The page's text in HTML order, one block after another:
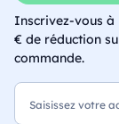
Inscrivez-vous à
€ de réduction
commande.
E-mail